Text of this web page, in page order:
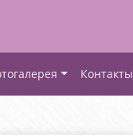
Контакты